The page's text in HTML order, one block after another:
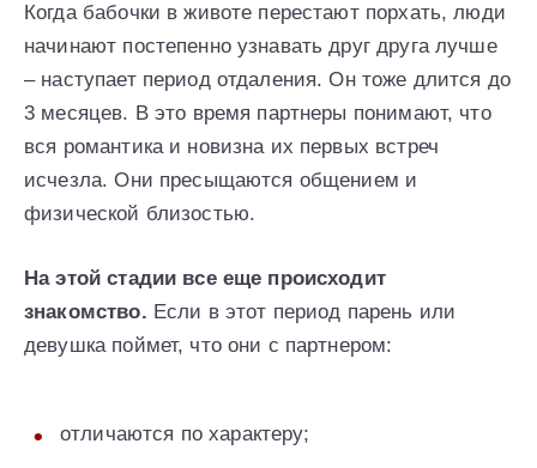
Когда бабочки в животе перестают порхать, люди
начинают постепенно узнавать друг друга лучше
– наступает период отдаления. Он тоже длится до
3 месяцев. В это время партнеры понимают, что
вся романтика и новизна их первых встреч
исчезла. Они пресыщаются общением и
физической близостью.
На этой стадии все еще происходит
знакомство. Если в этот период парень или
девушка поймет, что они с партнером:
отличаются по характеру;